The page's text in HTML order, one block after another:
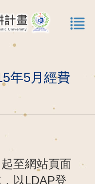
年5月經費
至網站頁面
以LDAP登